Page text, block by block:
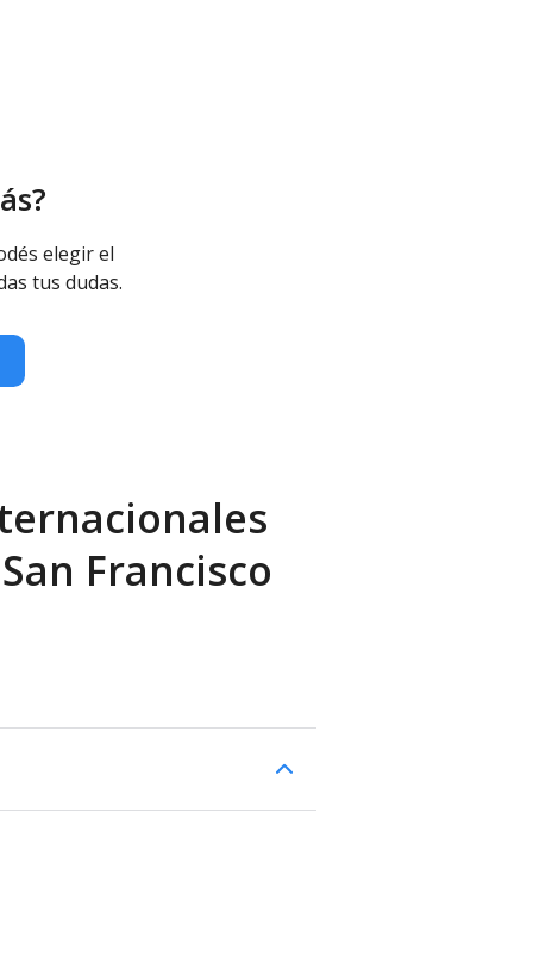
elegir el
tus dudas.
Francisco